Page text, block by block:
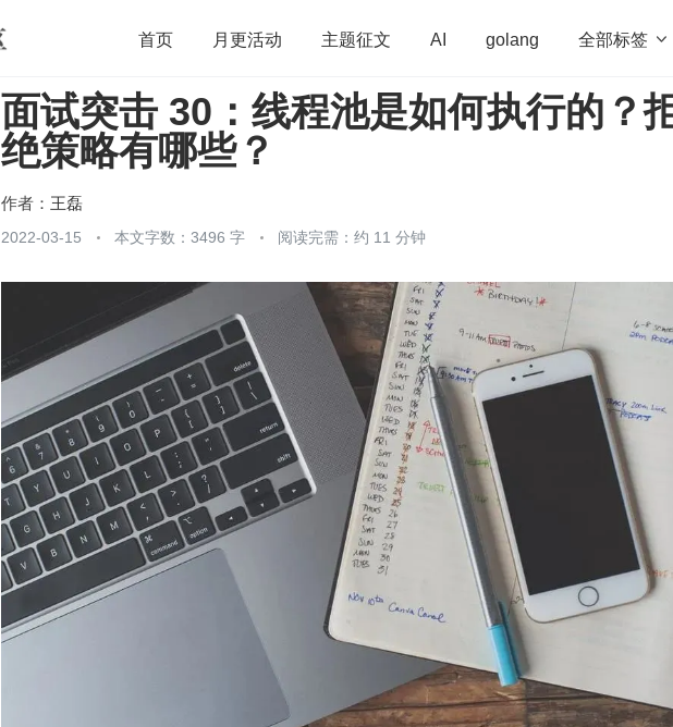
首页 月更活动 主题征文 AI golang 全部标签 
开源 架构 OpenHarmony 算法 学习方法 Web3.0 高
团队管理 程序员
面试突击 30：线程池是如何执行的？
绝策略有哪些？
作者： 王磊
2022-03-15 本文字数：3496 字 阅读完需：约 11 分钟